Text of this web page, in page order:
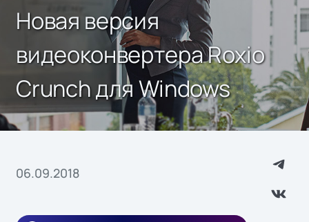
Новая версия
видеоконвертера Roxio
Crunch для Windows
06.09.2018